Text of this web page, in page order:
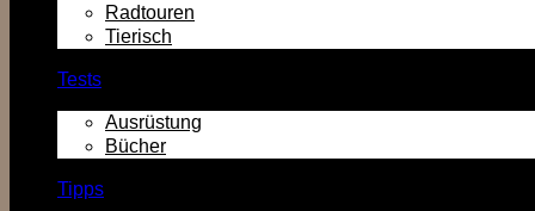
Radtouren
Tierisch
Tests
Ausrüstung
Bücher
Tipps